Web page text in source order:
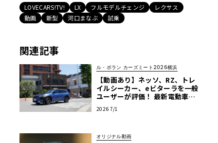
LOVECARS!TV! LX フルモデルチェンジ
レクサス
動画
新型 河口まなぶ 試乗
関連記事
ル・ボラン カーズミート2026横浜
【動画あり】ネッソ、RZ、トレ
イルシーカー、eビターラを一般
ユーザーが評価！ 最新電動車体
ーズミート2026横浜】
2026 7/1
オリジナル動画